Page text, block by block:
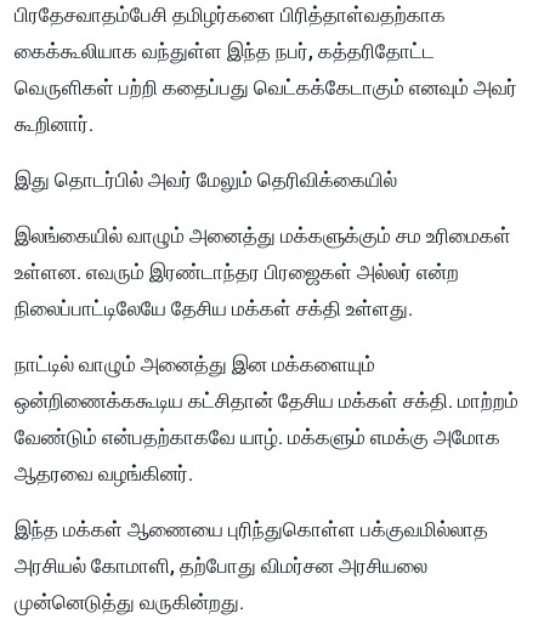
பிரதேசவாதம்பேசி தமிழர்களை பிரித்தாள்வதற்காக
கைக்கூலியாக வந்துள்ள இந்த நபர், கத்தரிதோட்ட
வெருளிகள் பற்றி கதைப்பது வெட்கக்கேடாகும் எனவும் அவர்
கூறினார்.
இது தொடர்பில் அவர் மேலும் தெரிவிக்கையில்
இலங்கையில் வாழும் அனைத்து மக்களுக்கும் சம உரிமைகள்
உள்ளன. எவரும் இரண்டாந்தர பிரஜைகள் அல்லர் என்ற
நிலைப்பாட்டிலேயே தேசிய மக்கள் சக்தி உள்ளது.
நாட்டில் வாழும் அனைத்து இன மக்களையும்
ஒன்றிணைக்ககூடிய கட்சிதான் தேசிய மக்கள் சக்தி. மாற்றம்
வேண்டும் என்பதற்காகவே யாழ். மக்களும் எமக்கு அமோக
ஆதரவை வழங்கினர்.
இந்த மக்கள் ஆணையை புரிந்துகொள்ள பக்குவமில்லாத
அரசியல் கோமாளி, தற்போது விமர்சன அரசியலை
முன்னெடுத்து வருகின்றது.